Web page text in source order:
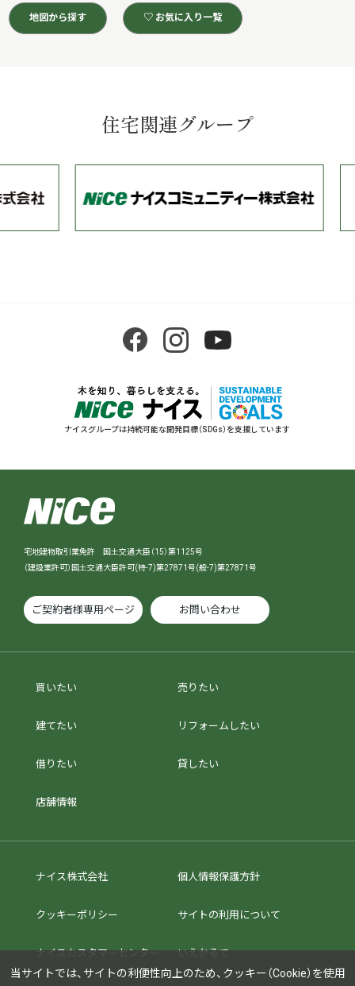
地図から探す ♡ お気に入り一覧
住宅関連グループ
ナイスグループは持続可能な開発目標（SDGs）を支援しています
宅地建物取引業免許 国土交通大臣（15）第1125号
（建設業許可）国土交通大臣許可(特-7)第27871号(般-7)第27871号
ご契約者様専用ページ お問い合わせ
買いたい 売りたい
建てたい リフォームしたい
借りたい 貸したい
店舗情報
ナイス株式会社 個人情報保護方針
クッキーポリシー サイトの利用について
ナイスカスタマーセンター いえかるて
当サイトでは、サイトの利便性向上のため、クッキー（Cookie）を使用